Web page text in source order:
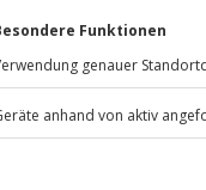
bis 11:00 Uhr
€ pro Nacht)
ab 25,00 €
Jochen
81671
Zeiten, außer an